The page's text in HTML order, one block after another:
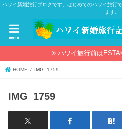
ハワイ新婚旅行ブログです。はじめてのハワイ旅行
ます。
menu
ハワイ旅行前はESTA
HOME IMG_1759
IMG_1759